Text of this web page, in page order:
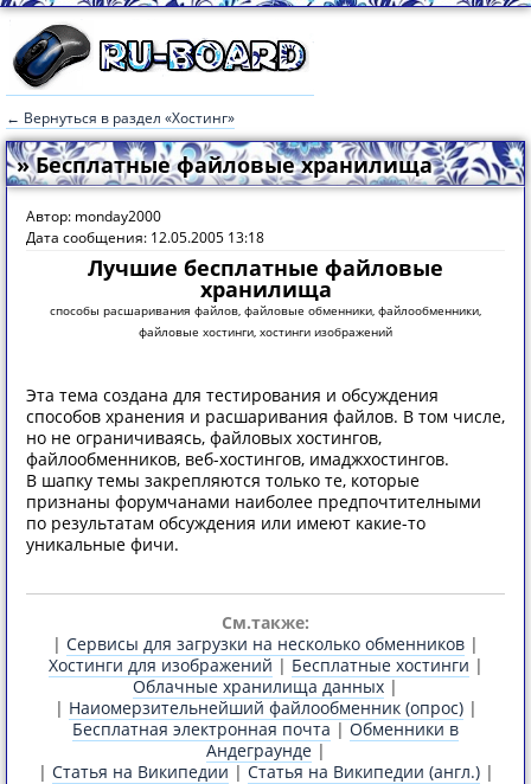
← Вернуться в раздел «Хостинг»
» Бесплатные файловые хранилища
Автор: monday2000
Дата сообщения: 12.05.2005 13:18
Лучшие бесплатные файловые
хранилища
способы расшаривания файлов, файловые обменники, файлообменники,
файловые хостинги, хостинги изображений
Эта тема создана для тестирования и обсуждения
способов хранения и расшаривания файлов. В том числе,
но не ограничиваясь, файловых хостингов,
файлообменников, веб-хостингов, имаджхостингов.
В шапку темы закрепляются только те, которые
признаны форумчанами наиболее предпочтителными
по результатам обсуждения или имеют какие-то
уникальные фичи.
См.также:
| Сервисы для загрузки на несколько обменников |
Хостинги для изображений | Бесплатные хостинги |
Облачные хранилища данных |
| Наиомерзительнейший файлообменник (опрос) |
Бесплатная электронная почта | Обменники в
Андеграунде |
| Статья на Википедии | Статья на Википедии (англ.) |